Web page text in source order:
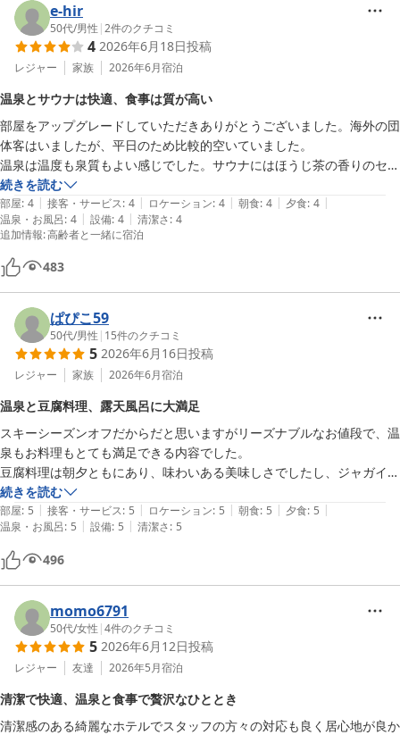
そこだけが、残念でした、、
でも絶対にまた行きたいと思える部屋でした、
e-hir
50代/男性 |2件のクチコミ
4 2026年6月18日投稿
レジャー 家族 2026年6月宿泊
温泉とサウナは快適、食事は質が高い
部屋をアップグレードしていただきありがとうございました。海外の団
体客はいましたが、平日のため比較的空いていました。
温泉は温度も泉質もよい感じでした。サウナにはほうじ茶の香りのセル
フロウリュがあり、水風呂は15度程度と快適でした。水風呂の床が滑
りやすいのが唯一の難点。
食事も全体的に質が高かったですが、メインはもう一捻りあっても良か
ったのと、コーヒーがロビーにあったものより一段落ちるのがマイナス
点。
10年ぶりくらいに宿泊して思ったより良かったので、また機会があれ
続きを読む
部屋: 4 | 接客・サービス: 4 | ロケーション: 4 | 朝食: 4 | 夕食: 4 |
温泉・お風呂: 4 | 設備: 4 | 清潔さ: 4
追加情報:高齢者と一緒に宿泊
483
ぱぴこ59
50代/男性 | 15件のクチコミ
5 2026年6月16日投稿
レジャー 家族 2026年6月宿泊
温泉と豆腐料理、露天風呂に大満足
スキーシーズンオフだからだと思いますがリーズナブルなお値段で、温
泉もお料理もとても満足できる内容でした。
豆腐料理は朝夕ともにあり、味わいある美味しさでしたし、ジャガイモ
も牛乳も美味しかったです。
露天風呂も、他のホテルでは囲いがあって「外にあるだけ」な所が多い
ですが、こちらの露天風呂は北海道ならではの木々に囲まれた景色に囲
まれての露天は、夕食朝食前に癒されました。
海外からのお客様が夕食時にはいましたが、特に気になることはなく、
海外の方はお風呂を重視されていないからか、私が入った時間帯はいず
れも空いていて、フィットネスのお客様の利用の方がいたかな位でし
た。
チェックアウト後もホテル横の木々での散歩と撮影ができ、緑の多いシ
ーズンでのニセコの宿としてはとても満足度が高い滞在となりました！
続きを読む
部屋: 5 | 接客・サービス: 5 | ロケーション: 5 | 朝食: 5 | 夕食: 5 |
温泉・お風呂: 5 | 設備: 5 | 清潔さ: 5
496
momo6791
50代/女性 |4件のクチコミ
5 2026年6月12日投稿
レジャー 友達 2026年5月宿泊
清潔で快適、温泉と食事で贅沢なひととき
清潔感のある綺麗なホテルでスタッフの方々の対応も良く居心地が良か